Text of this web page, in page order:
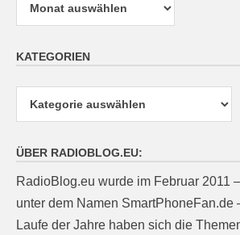
KATEGORIEN
ÜBER RADIOBLOG.EU:
RadioBlog.eu wurde im Februar 2011
unter dem Namen SmartPhoneFan.de
Laufe der Jahre haben sich die